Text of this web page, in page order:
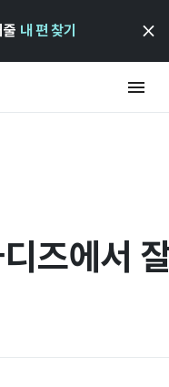
줄 내 편 찾기
즈에서